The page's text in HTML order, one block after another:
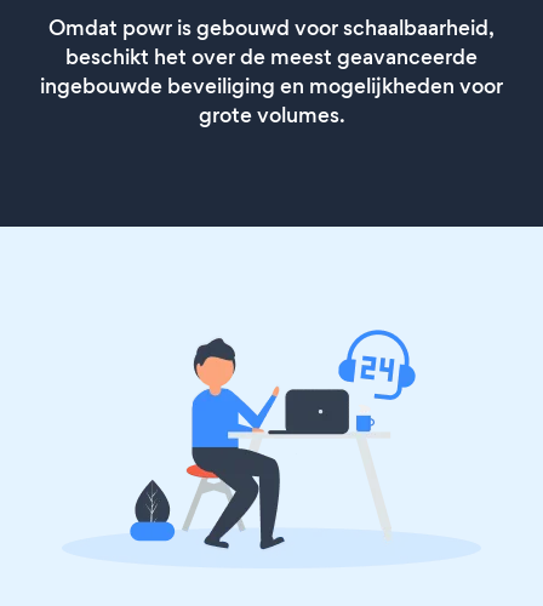
Omdat powr is gebouwd voor schaalbaarheid,
beschikt het over de meest geavanceerde
ingebouwde beveiliging en mogelijkheden voor
grote volumes.